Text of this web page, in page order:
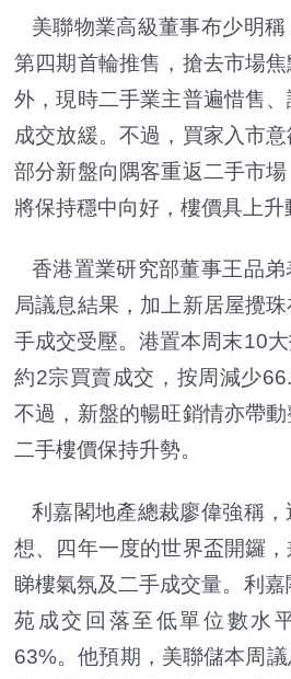
美聯物業高級董事布少明稱
第四期首輪推售，搶去市場
外，現時二手業主普遍惜售
成交放緩。不過，買家入市
部分新盤向隅客重返二手市
將保持穩中向好，樓價具上升
香港置業研究部董事王品
局議息結果，加上新居屋攪
手成交受壓。港置本周末10
約2宗買賣成交，按周減少
不過，新盤的暢旺銷情亦帶
二手樓價保持升勢。
利嘉閣地產總裁廖偉強稱，
想、四年一度的世界盃開鑼
睇樓氣氛及二手成交量。利
苑成交回落至低單位數水
63%。他預期，美聯儲本周